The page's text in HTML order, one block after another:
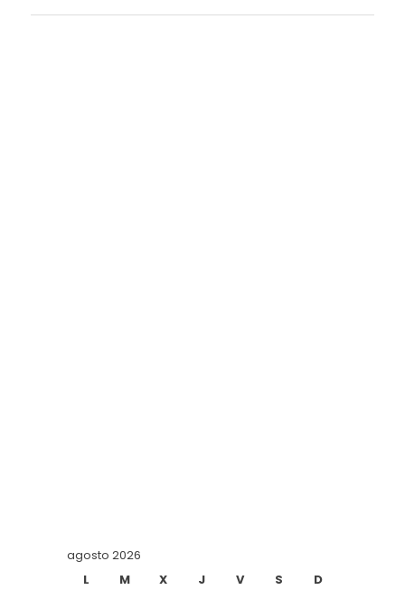
agosto 2026
L
M X J V S
D